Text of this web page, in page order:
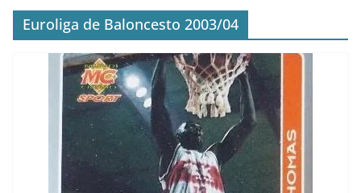
Euroliga de Baloncesto 2003/04